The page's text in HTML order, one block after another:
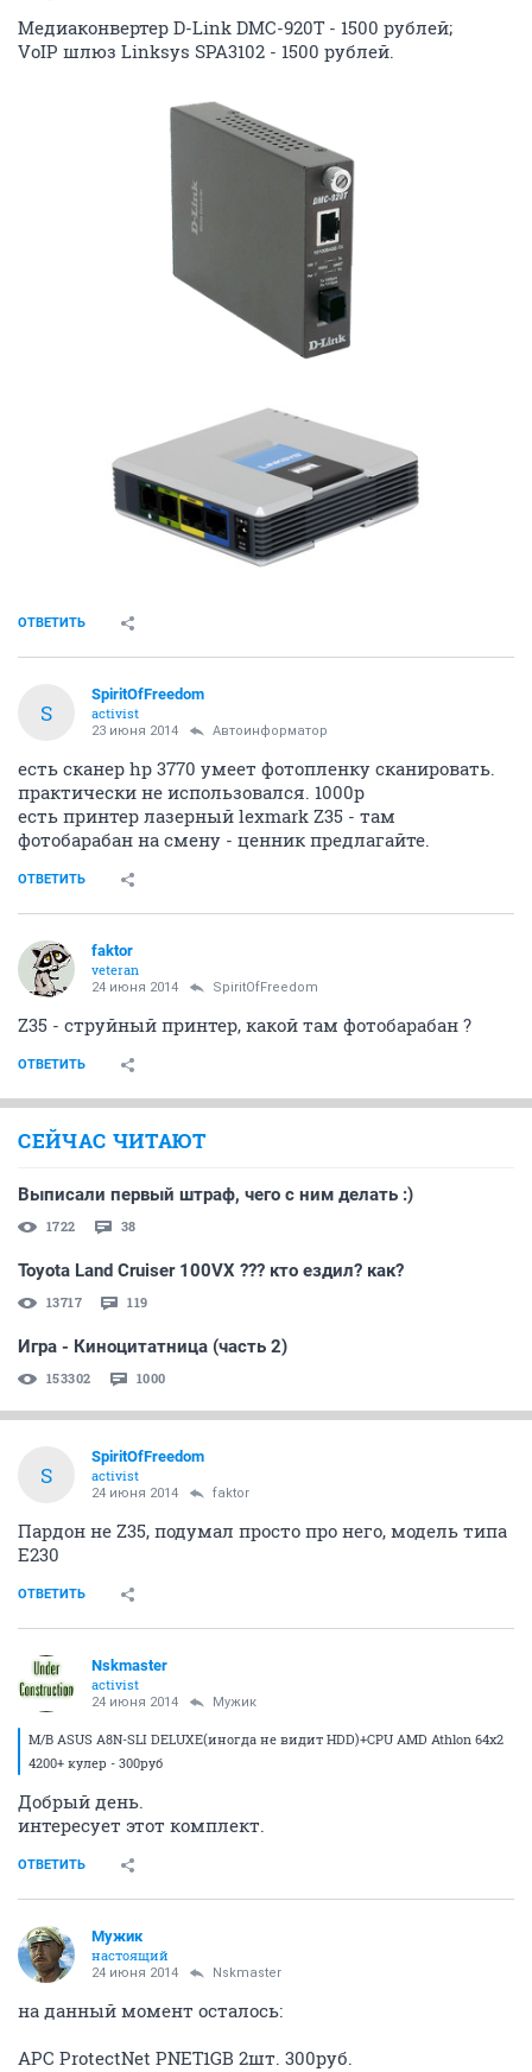
Медиаконвертер D-Link DMC-920Т - 1500 рублей;
VoIP шлюз Linksys SPA3102 - 1500 рублей.
ОТВЕТИТЬ
S
SpiritOfFreedom
activist
23 июня 2014 Автоинформатор
есть сканер hp 3770 умеет фотопленку сканировать.
практически не использовался. 1000р
есть принтер лазерный lexmark Z35 - там
фотобарабан на смену - ценник предлагайте.
ОТВЕТИТЬ
faktor
veteran
24 июня 2014 SpiritOfFreedom
Z35 - струйный принтер, какой там фотобарабан ?
ОТВЕТИТЬ
СЕЙЧАС ЧИТАЮТ
Выписали первый штраф, чего с ним делать :)
1722 38
Toyota Land Cruiser 100VX ??? кто ездил? как?
13717 119
Игра - Киноцитатница (часть 2)
153302 1000
S
SpiritOfFreedom
activist
24 июня 2014 faktor
Пардон не Z35, подумал просто про него, модель типа
Е230
ОТВЕТИТЬ
Nskmaster
activist
24 июня 2014 Мужик
M/B ASUS A8N-SLI DELUXE(иногда не видит HDD)+CPU AMD Athlon 64х2
4200+ кулер - 300руб
Добрый день.
интересует этот комплект.
ОТВЕТИТЬ
Мужик
настоящий
24 июня 2014 Nskmaster
на данный момент осталось:
APC ProtectNet PNET1GB 2шт. 300руб.